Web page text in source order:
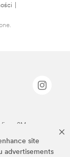
site
advertisements
3M.